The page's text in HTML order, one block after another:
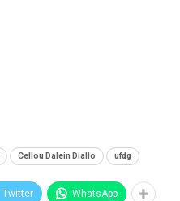
Cellou Dalein Diallo ufdg
Twitter WhatsApp